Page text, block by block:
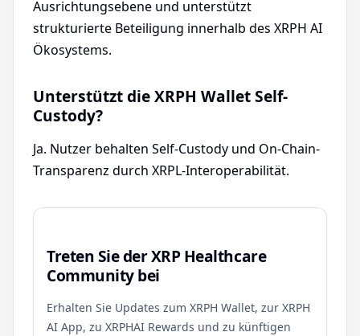
Ausrichtungsebene und unterstützt
strukturierte Beteiligung innerhalb des XRPH AI
Ökosystems.
Unterstützt die XRPH Wallet Self-
Custody?
Ja. Nutzer behalten Self-Custody und On-Chain-
Transparenz durch XRPL-Interoperabilität.
Treten Sie der XRP Healthcare
Community bei
Erhalten Sie Updates zum XRPH Wallet, zur XRPH
AI App, zu XRPHAI Rewards und zu künftigen